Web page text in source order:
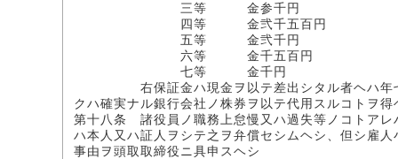
三等 金参千円
四等 金弐千五百円
五等 金弐千円
六等 金千五百円
七等 金千円
右保証金ハ現金ヲ以テ差出シタル者ヘハ年七分
クハ確実ナル銀行会社ノ株券ヲ以テ代用スルコトヲ得
第十八条 諸役員ノ職務上怠慢又ハ過失等ノコトアレ
ハ本人又ハ証人ヲシテ之ヲ弁償セシムヘシ、但シ雇
事由ヲ頭取取締役ニ具申スヘシ